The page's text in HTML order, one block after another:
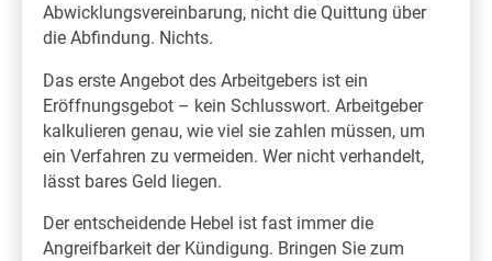
Abwicklungsvereinbarung, nicht die Quittung über
die Abfindung. Nichts.
Das erste Angebot des Arbeitgebers ist ein
Eröffnungsgebot – kein Schlusswort. Arbeitgeber
kalkulieren genau, wie viel sie zahlen müssen, um
ein Verfahren zu vermeiden. Wer nicht verhandelt,
lässt bares Geld liegen.
Der entscheidende Hebel ist fast immer die
Angreifbarkeit der Kündigung. Bringen Sie zum